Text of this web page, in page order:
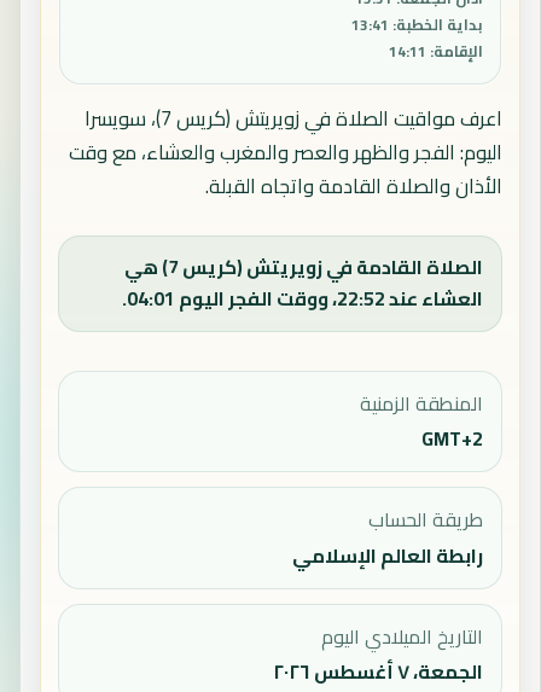
بداية الخطبة:
13:41
الإقامة:
14:11
اعرف مواقيت الصلاة في زويريتش (كريس 7)، سويسرا
اليوم: الفجر والظهر والعصر والمغرب والعشاء، مع وقت
الأذان والصلاة القادمة واتجاه القبلة.
الصلاة القادمة في زويريتش (كريس 7) هي
العشاء عند 22:52، ووقت الفجر اليوم 04:01.
المنطقة الزمنية
GMT+2
طريقة الحساب
رابطة العالم الإسلامي
التاريخ الميلادي اليوم
الجمعة، ٧ أغسطس ٢٠٢٦